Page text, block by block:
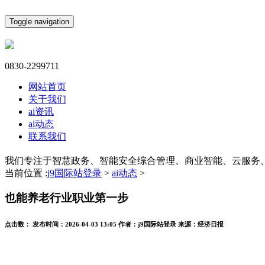
Toggle navigation
0830-2299711
网站首页
关于我们
ai资讯
ai动态
联系我们
我们专注于智慧政务、智能安全综合管理、商业智能、云服务
当前位置 :j9国际站登录 > ai动态 >
也能养老行业职业第一步
点击数： 发布时间： 2026-04-03 13:05 作者： j9国际站登录 来源： 经济日报